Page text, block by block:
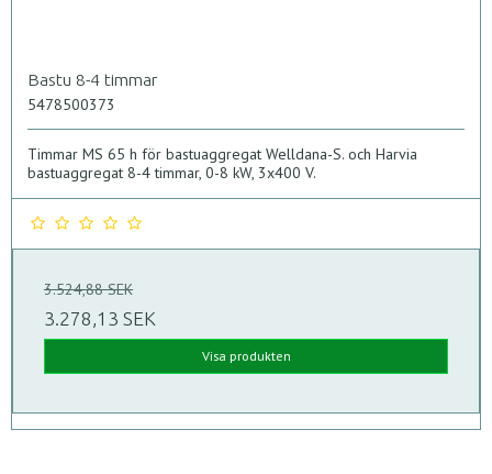
Bastu 8-4 timmar
5478500373
Timmar MS 65 h för bastuaggregat Welldana-S. och Harvia
bastuaggregat 8-4 timmar, 0-8 kW, 3x400 V.
3.524,88 SEK
3.278,13 SEK
Visa produkten